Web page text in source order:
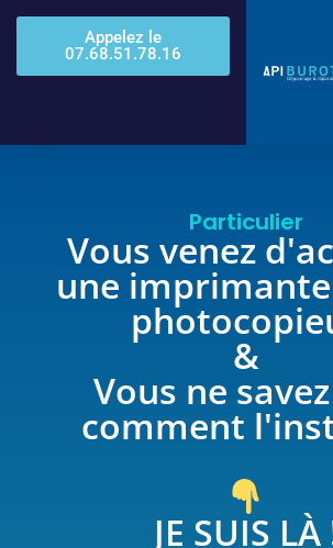
Appelez le
07.68.51.78.16
Particulier
Vous venez
une
&
Vous ne
comment
JE SUIS LÀ